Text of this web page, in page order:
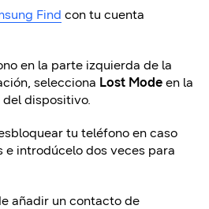
Find con tu cuenta
en la parte izquierda de la
selecciona Lost Mode en la
dispositivo.
tu teléfono en caso
e introdúcelo dos veces para
añadir un contacto de